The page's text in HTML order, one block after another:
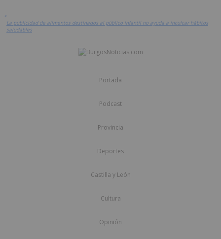
>
La publicidad de alimentos destinados al público infantil no ayuda a inculcar hábitos
saludables
Portada
Podcast
Provincia
Deportes
Castilla y León
Cultura
Opinión